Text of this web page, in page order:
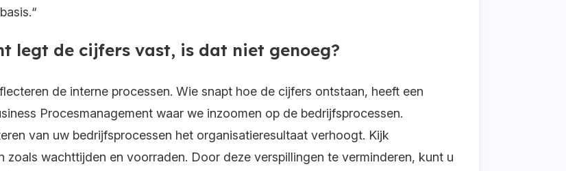
legt de cijfers vast, is dat niet genoeg?
de interne processen. Wie snapt hoe de cijfers ontstaan, heeft een
Procesmanagement waar we inzoomen op de bedrijfsprocessen.
van uw bedrijfsprocessen het organisatieresultaat verhoogt. Kijk
zoals wachttijden en voorraden. Door deze verspillingen te verminderen, kunt u